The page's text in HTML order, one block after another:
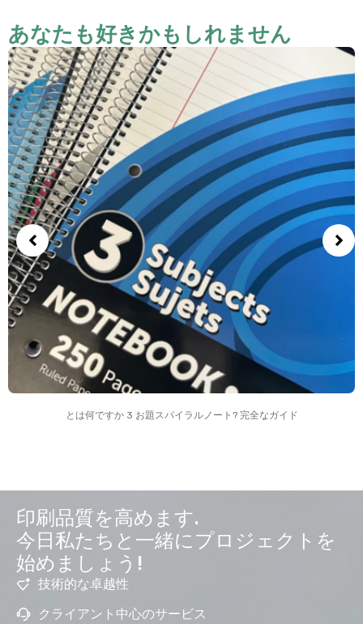
あなたも好きかもしれません
とは何ですか 3 お題スパイラルノート? 完全なガイド
印刷品質を高めます.
今日私たちと一緒にプロジェクトを
始めましょう!
技術的な卓越性
クライアント中心のサービス